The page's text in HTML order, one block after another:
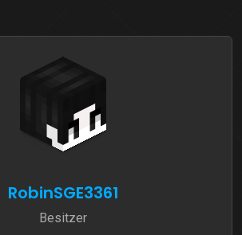
RobinSGE3361
Besitzer